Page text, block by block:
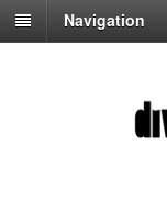
Navigation